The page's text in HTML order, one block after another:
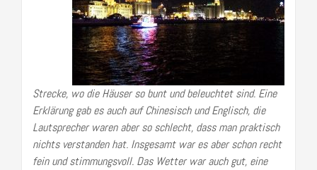
Strecke, wo die Häuser so bunt und beleuchtet sind. Eine
Erklärung gab es auch auf Chinesisch und Englisch, die
Lautsprecher waren aber so schlecht, dass man praktisch
nichts verstanden hat. Insgesamt war es aber schon recht
fein und stimmungsvoll. Das Wetter war auch gut, eine